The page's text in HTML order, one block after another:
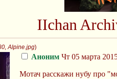
IIchan
Alpine.jpg)
Аноним Чт 05 марта
Мотач расскажи нубу про